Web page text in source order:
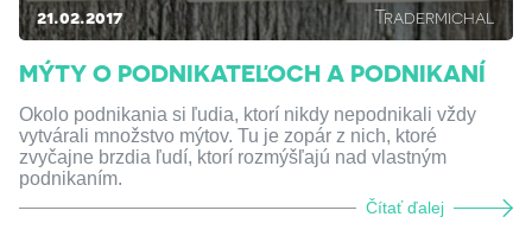
21.02.2017 Tradermichal
MÝTY O PODNIKATEĽOCH A PODNIKANÍ
Okolo podnikania si ľudia, ktorí nikdy nepodnikali vždy
vytvárali množstvo mýtov. Tu je zopár z nich, ktoré
zvyčajne brzdia ľudí, ktorí rozmýšľajú nad vlastným
podnikaním.
Čítať ďalej